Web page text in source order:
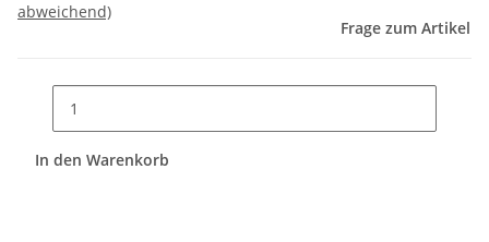
abweichend)
Frage zum Artikel
In den Warenkorb